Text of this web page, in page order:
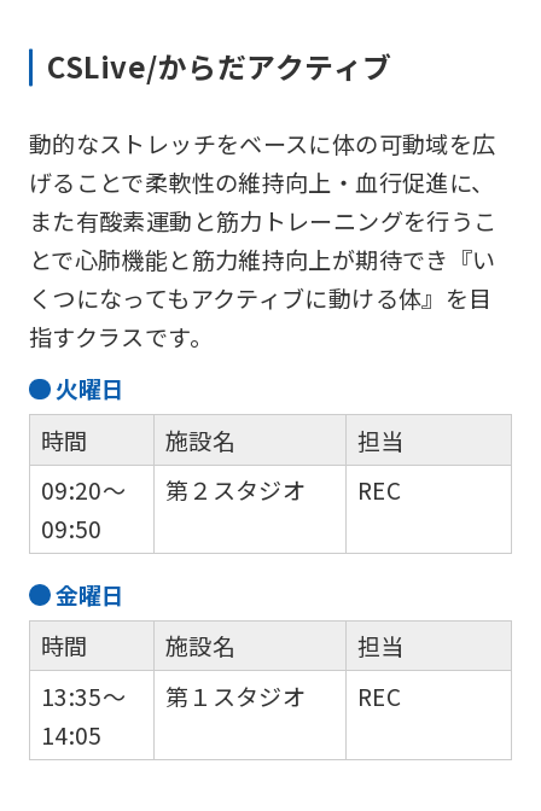
CSLive/からだアクティブ
動的なストレッチをベースに体の可動域を広
げることで柔軟性の維持向上・血行促進に、
また有酸素運動と筋力トレーニングを行うこ
とで心肺機能と筋力維持向上が期待でき『い
くつになってもアクティブに動ける体』を目
指すクラスです。
火曜日
時間
09:20～
09:50
施設名
第２スタジオ
担当
REC
金曜日
時間
13:35～
14:05
施設名
第１スタジオ
担当
REC
Sports
official
website
is
automatically
translated
into
English.
below
(start
automatic
to
return
to